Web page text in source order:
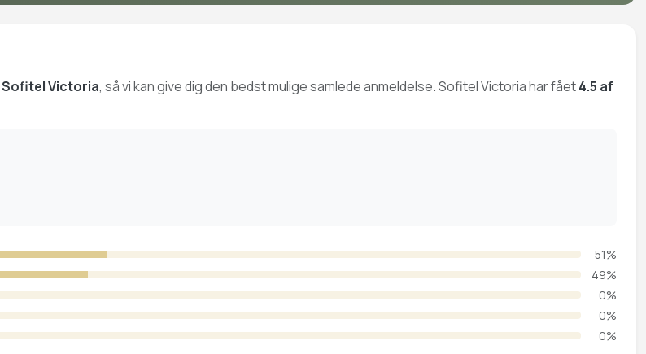
Sofitel Victoria, så vi kan give dig den bedst mulige samlede anmeldelse. Sofitel Victoria har fået4.5 af
51%
49%
0%
0%
0%